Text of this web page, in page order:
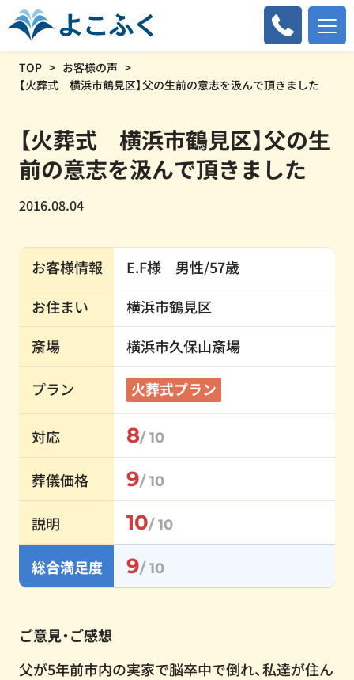
TOP
お客様の声
【火葬式 横浜市鶴見区】父の生前の意志を汲んで頂きました
【火葬式 横浜市鶴見区】父の生
前の意志を汲んで頂きました
2016.08.04
お客様情報
E.F様 男性/57歳
お住まい
横浜市鶴見区
斎場
横浜市久保山斎場
プラン 火葬式プラン
対応 8/ 10
葬儀価格 9/ 10
説明 10/ 10
総合満足度 9/ 10
ご意見・ご感想
父が5年前市内の実家で脳卒中で倒れ、私達が住ん